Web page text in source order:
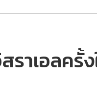
ราเอลค